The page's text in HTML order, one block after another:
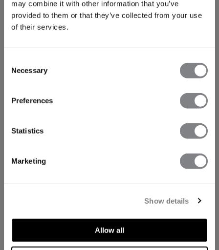
may combine it with other information that you’ve
provided to them or that they’ve collected from your use
of their services.
Selection
Necessary
Preferences
Statistics
Marketing
Show details
Allow all
TEKNISKE ASPEKTER